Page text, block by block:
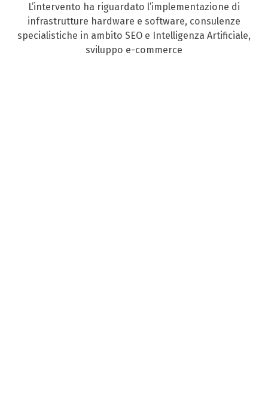
L’intervento ha riguardato l’implementazione di
infrastrutture hardware e software, consulenze
specialistiche in ambito SEO e Intelligenza Artificiale,
sviluppo e-commerce